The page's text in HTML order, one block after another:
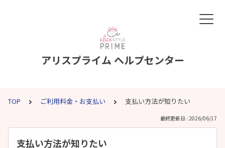
アリスプライム ヘルプセンター
TOP ご利用料金・お支払い 支払い方法が知りたい
最終更新日 : 2026/06/17
支払い方法が知りたい